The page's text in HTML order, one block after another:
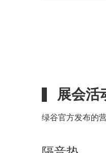
展会活
绿谷官方发布的